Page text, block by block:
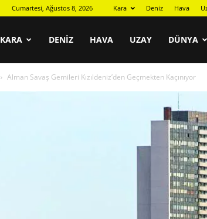
Cumartesi, Ağustos 8, 2026 Kara Deniz Hava
KARA DENIZ HAVA UZAY DÜNYA
Alman Savaş Gemileri Kızıldeniz’den Geçmekten Kaçınıyor